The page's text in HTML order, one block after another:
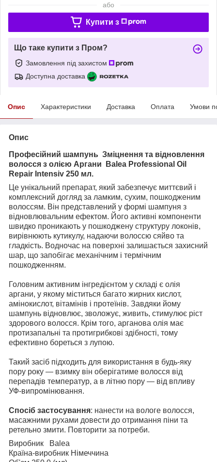
або
Купити з
Що таке купити з Пром?
Замовлення під захистом
Доступна доставка
Опис Характеристики Доставка Оплата Умови
Опис
Професійний шампунь Зміцнення та відновлення
волосся з олією Аргани Balea Professional Oil
Repair Intensiv 250 мл.
Це унікальний препарат, який забезпечує миттєвий і
комплексний догляд за ламким, сухим, пошкодженим
волоссям. Він представлений у формі шампуня з
відновлювальним ефектом. Його активні компоненти
швидко проникають у пошкоджену структуру локонів,
вирівнюють кутикулу, надаючи волоссю сяйво та
гладкість. Водночас на поверхні залишається захисний
шар, що запобігає механічним і термічним
пошкодженням.
Головним активним інгредієнтом у складі є олія
аргани, у якому міститься багато жирних кислот,
амінокислот, вітамінів і протеїнів. Завдяки йому
шампунь відновлює, зволожує, живить, стимулює ріст
здорового волосся. Крім того, арганова олія має
протизапальні та протигрибкові здібності, тому
ефективно бореться з лупою.
Такий засіб підходить для використання в будь-яку
пору року — взимку він оберігатиме волосся від
перепадів температур, а в літню пору — від впливу
УФ-випромінювання.
Спосіб застосування: нанести на вологе волосся,
масажними рухами довести до отримання піни та
ретельно змити. Повторити за потреби.
Виробник Balea
Країна-виробник Німеччина